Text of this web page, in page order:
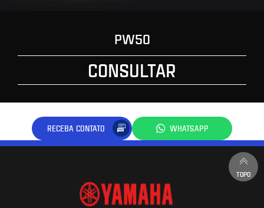
PW50
CONSULTAR
RECEBA CONTATO WHATSAPP
TOPO